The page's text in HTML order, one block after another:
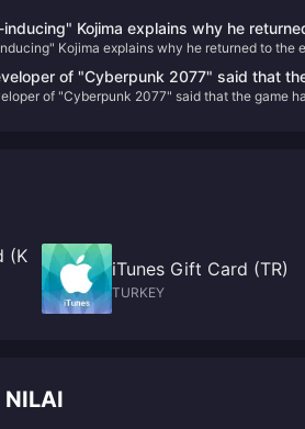
inducing" Kojima explains why he
action game: Responding to players'
death
Kojima explains why he returned to the
of "Cyberpunk 2077" said that
in the "birth choice" and may be
of "Cyberpunk 2077" said that the game
(K
iTunes Gift Card (TR)
TURKEY
NILAI